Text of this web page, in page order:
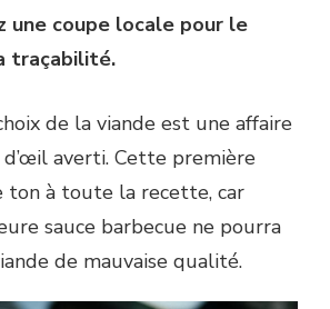
une coupe locale pour le
traçabilité.
de la viande est une affaire
averti. Cette première
ton à toute la recette, car
sauce barbecue ne pourra
de mauvaise qualité.